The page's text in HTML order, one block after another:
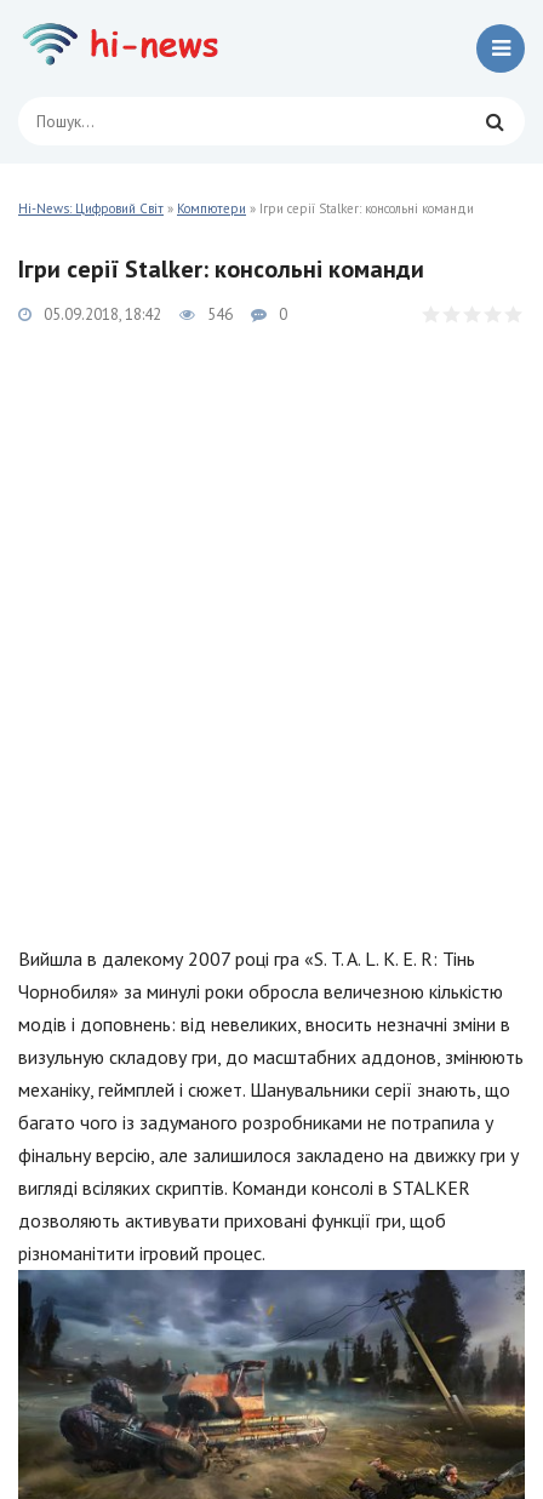
Hi-News: Цифровий Світ » Компютери » Ігри серії Stalker: консольні команди
Ігри серії Stalker: консольні команди
05.09.2018, 18:42 546 0
Вийшла в далекому 2007 році гра «S. T. A. L. K. E. R: Тінь
Чорнобиля» за минулі роки обросла величезною кількістю
модів і доповнень: від невеликих, вносить незначні зміни в
визульную складову гри, до масштабних аддонов, змінюють
механіку, геймплей і сюжет. Шанувальники серії знають, що
багато чого із задуманого розробниками не потрапила у
фінальну версію, але залишилося закладено на движку гри у
вигляді всіляких скриптів. Команди консолі в STALKER
дозволяють активувати приховані функції гри, щоб
різноманітити ігровий процес.